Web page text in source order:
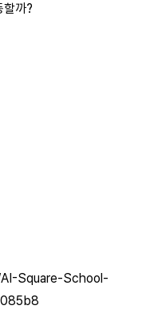
까?
Square-School-